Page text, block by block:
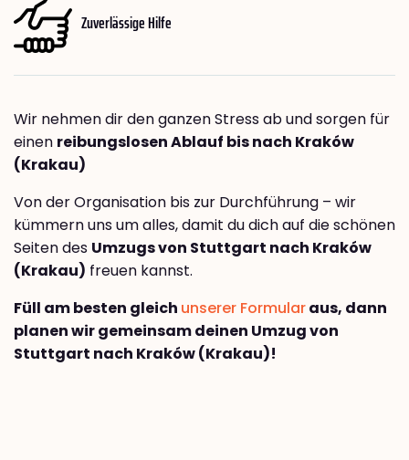
Zuverlässige Hilfe
Wir nehmen dir den ganzen Stress ab und sorgen für
einen reibungslosen Ablauf bis nach Kraków
(Krakau)
Von der Organisation bis zur Durchführung – wir
kümmern uns um alles, damit du dich auf die schönen
Seiten des Umzugs von Stuttgart nach Kraków
(Krakau) freuen kannst.
Füll am besten gleich unserer Formularaus, dann
planen wir gemeinsam deinen Umzug von
Stuttgart nach Kraków (Krakau)!